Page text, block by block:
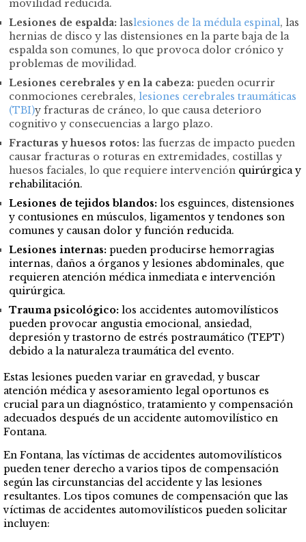
movilidad reducida.
Lesiones de espalda: laslesiones de la médula espinal , las
hernias de disco y las distensiones en la parte baja de la
espalda son comunes, lo que provoca dolor crónico y
problemas de movilidad.
Lesiones cerebrales y en la cabeza: pueden ocurrir
conmociones cerebrales, lesiones cerebrales traumáticas
(TBI)y fracturas de cráneo, lo que causa deterioro
cognitivo y consecuencias a largo plazo.
Fracturas y huesos rotos: las fuerzas de impacto pueden
causar fracturas o roturas en extremidades, costillas y
huesos faciales, lo que requiere intervención quirúrgica y
rehabilitación.
Lesiones de tejidos blandos: los esguinces, distensiones
y contusiones en músculos, ligamentos y tendones son
comunes y causan dolor y función reducida.
Lesiones internas: pueden producirse hemorragias
internas, daños a órganos y lesiones abdominales, que
requieren atención médica inmediata e intervención
quirúrgica.
Trauma psicológico: los accidentes automovilísticos
pueden provocar angustia emocional, ansiedad,
depresión y trastorno de estrés postraumático (TEPT)
debido a la naturaleza traumática del evento.
Estas lesiones pueden variar en gravedad, y buscar
atención médica y asesoramiento legal oportunos es
crucial para un diagnóstico, tratamiento y compensación
adecuados después de un accidente automovilístico en
Fontana.
En Fontana, las víctimas de accidentes automovilísticos
pueden tener derecho a varios tipos de compensación
según las circunstancias del accidente y las lesiones
resultantes. Los tipos comunes de compensación que las
víctimas de accidentes automovilísticos pueden solicitar
incluyen: